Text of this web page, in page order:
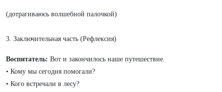
(дотрагиваюсь волшебной палочкой)
3. Заключительная часть (Рефлексия)
Воспитатель: Вот и закончилось наше путешествие.
• Кому мы сегодня помогали?
• Кого встречали в лесу?